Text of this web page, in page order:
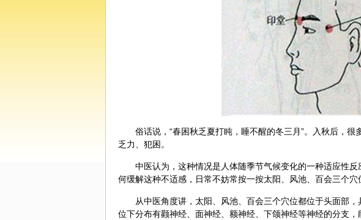
俗话说，“春困秋乏夏打盹，睡不醒的冬三月”。入秋后，
乏力、犯困。
中医认为，这种情况是人体随季节气候变化的一种适应性
何缓解这种不适感，日常不妨常按一按太阳、
风池 百会三个穴
从中医角度讲，太阳、风池、百会三个穴位都位于头面部
位下分布有颧神经、面神经、额神经、下颌神经等神经的分支